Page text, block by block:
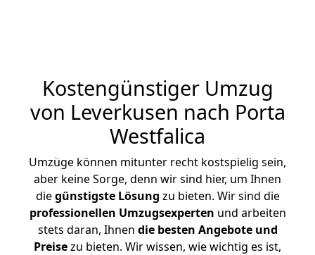
Kostengünstiger Umzug
von Leverkusen nach Porta
Westfalica
Umzüge können mitunter recht kostspielig sein,
aber keine Sorge, denn wir sind hier, um Ihnen
diegünstigste Lösung zu bieten. Wir sind die
professionellen Umzugsexperten und arbeiten
stets daran, Ihnen die besten Angebote und
Preisezu bieten. Wir wissen, wie wichtig es ist,